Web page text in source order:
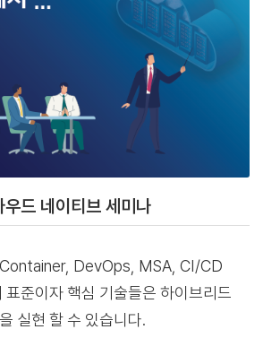
드 네이티브 세미나
DevOps, MSA, CI/CD
표준이자 핵심 기술들은 하이브리드
실현 할 수 있습니다.